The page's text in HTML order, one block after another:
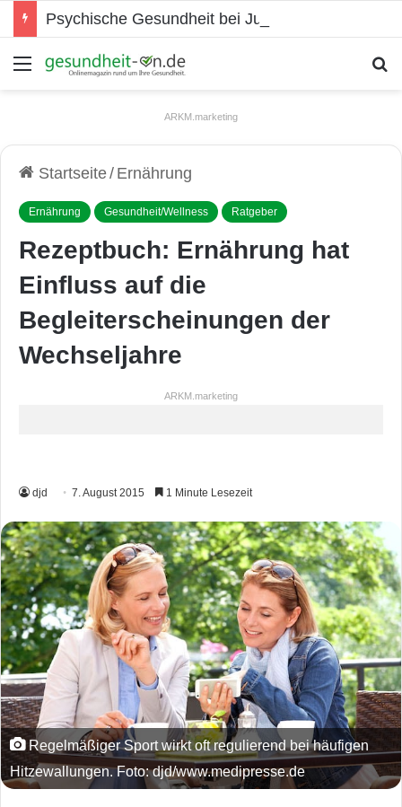
Psychische Gesundheit bei Jugendlichen
Menü
ARKM.marketing
Startseite/ Ernährung
Ernährung Gesundheit/Wellness Ratgeber
Rezeptbuch: Ernährung hat
Einfluss auf die
Begleiterscheinungen der
Wechseljahre
ARKM.marketing
djd 7. August 2015 1 Minute Lesezeit
Regelmäßiger Sport wirkt oft regulierend bei häufigen
Hitzewallungen. Foto: djd/www.medipresse.de